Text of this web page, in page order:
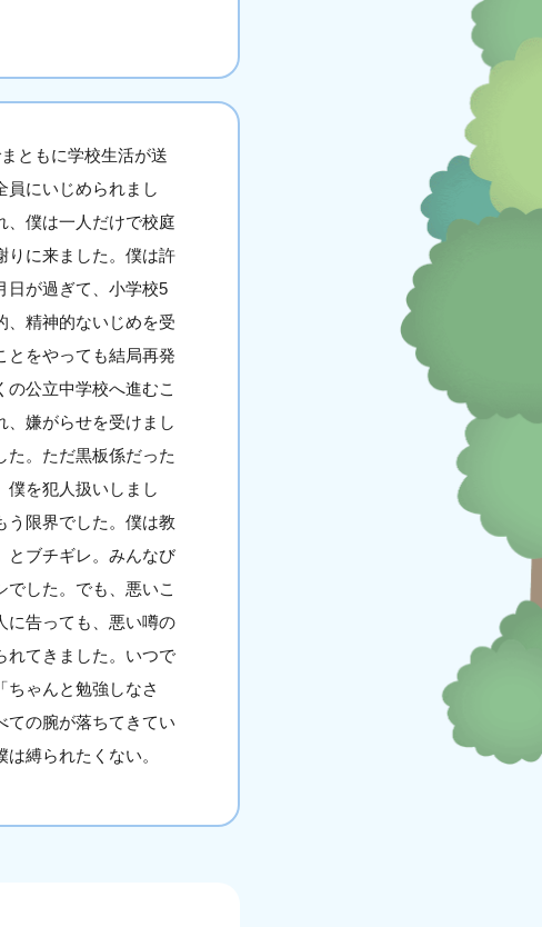
ともに学校生活が送
員にいじめられまし
、僕は一人だけで校庭
りに来ました。僕は許
日が過ぎて、小学校5
、精神的ないじめを受
とをやっても結局再発
公立中学校へ進むこ
、嫌がらせを受けまし
た。ただ黒板係だった
僕を犯人扱いしまし
う限界でした。僕は教
とブチギレ。みんなび
した。でも、悪いこ
に告っても、悪い噂の
れてきました。いつで
ちゃんと勉強しなさ
ての腕が落ちてきてい
縛られたくない。